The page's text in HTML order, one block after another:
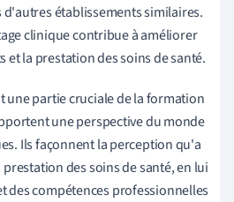
établissements similaires.
clinique contribue à améliorer
et la prestation des soins de santé.
une partie cruciale de la formation
une perspective du monde
Ils façonnent la perception qu'a
des soins de santé, en lui
des compétences professionnelles